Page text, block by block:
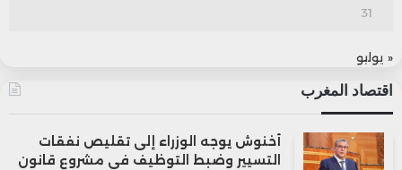
31
« يوليو
اقتصاد المغرب
أخنوش يوجه الوزراء إلى تقليص نفقات
التسيير وضبط التوظيف في مشروع قانون